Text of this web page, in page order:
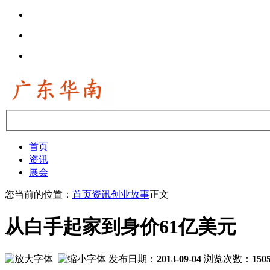
首页
资讯
展会
您当前的位置： 首页资讯创业故事正文
从白手起家到身价61亿美元
发布日期： 2013-09-04 浏览次数：